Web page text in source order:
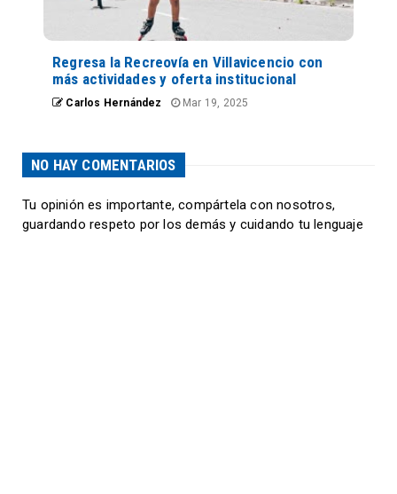
Regresa la Recreovía en Villavicencio con
más actividades y oferta institucional
Carlos Hernández Mar 19, 2025
NO HAY COMENTARIOS
Tu opinión es importante, compártela con nosotros,
guardando respeto por los demás y cuidando tu lenguaje